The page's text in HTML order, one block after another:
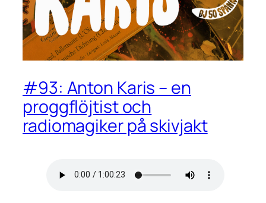
#93: Anton Karis – en
proggflöjtist och
radiomagiker på skivjakt